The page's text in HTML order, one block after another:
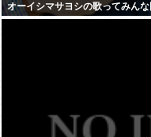
オーイシマサヨシの歌ってみん